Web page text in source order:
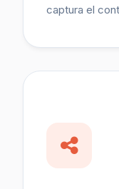
captura el